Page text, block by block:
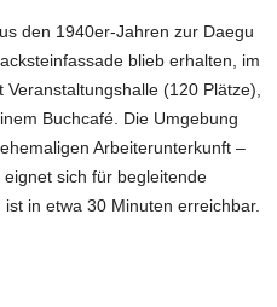
den 1940er-Jahren zur Daegu
blieb erhalten, im
(120 Plätze),
Buchcafé. Die Umgebung
Arbeiterunterkunft –
sich für begleitende
in etwa 30 Minuten erreichbar.